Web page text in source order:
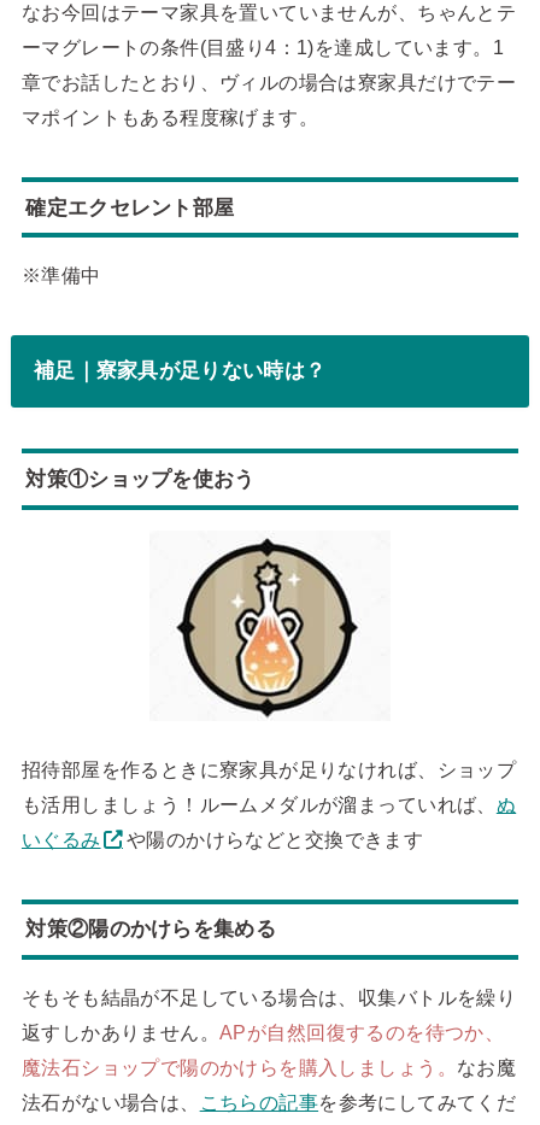
なお今回はテーマ家具を置いていませんが、ちゃんとテ
ーマグレートの条件(目盛り4：1)を達成しています。1
章でお話したとおり、ヴィルの場合は寮家具だけでテー
マポイントもある程度稼げます。
確定エクセレント部屋
※準備中
補足｜寮家具が足りない時は？
対策①ショップを使おう
招待部屋を作るときに寮家具が足りなければ、ショップ
も活用しましょう！ルームメダルが溜まっていれば、 ぬ
いぐるみ
や陽のかけらなどと交換できます
対策②陽のかけらを集める
そもそも結晶が不足している場合は、収集バトルを繰り
返すしかありません。APが自然回復するのを待つか、
魔法石ショップで陽のかけらを購入しましょう。 なお魔
法石がない場合は、
こちらの記事を参考にしてみてくだ